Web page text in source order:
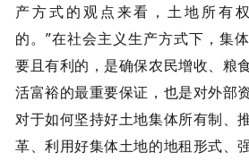
产方式的观点来看，土地所有
的。”在社会主义生产方式下，集
要且有利的，是确保农民增收、粮
活富裕的最重要保证，也是对外部
对于如何坚持好土地集体所有制、
革、利用好集体土地的地租形式、